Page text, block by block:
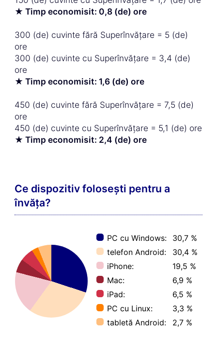
★ Timp economisit: 0,8 (de) ore
300 (de) cuvinte fără Superînvățare = 5 (de)
ore
300 (de) cuvinte cu Superînvățare = 3,4 (de)
ore
★ Timp economisit: 1,6 (de) ore
450 (de) cuvinte fără Superînvățare = 7,5 (de)
ore
450 (de) cuvinte cu Superînvățare = 5,1 (de) ore
★ Timp economisit: 2,4 (de) ore
Ce dispozitiv folosești pentru a
învăța?
PC cu Windows:
30,7 %
telefon Android:
30,4 %
iPhone:
19,5 %
Mac:
6,9 %
iPad:
6,5 %
PC cu Linux:
3,3 %
tabletă Android:
2,7 %